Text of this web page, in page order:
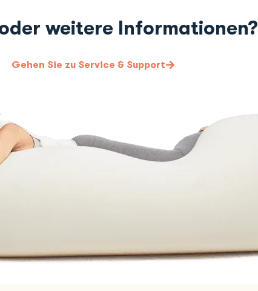
weitere Informationen?
Gehen Sie zu Service & Support